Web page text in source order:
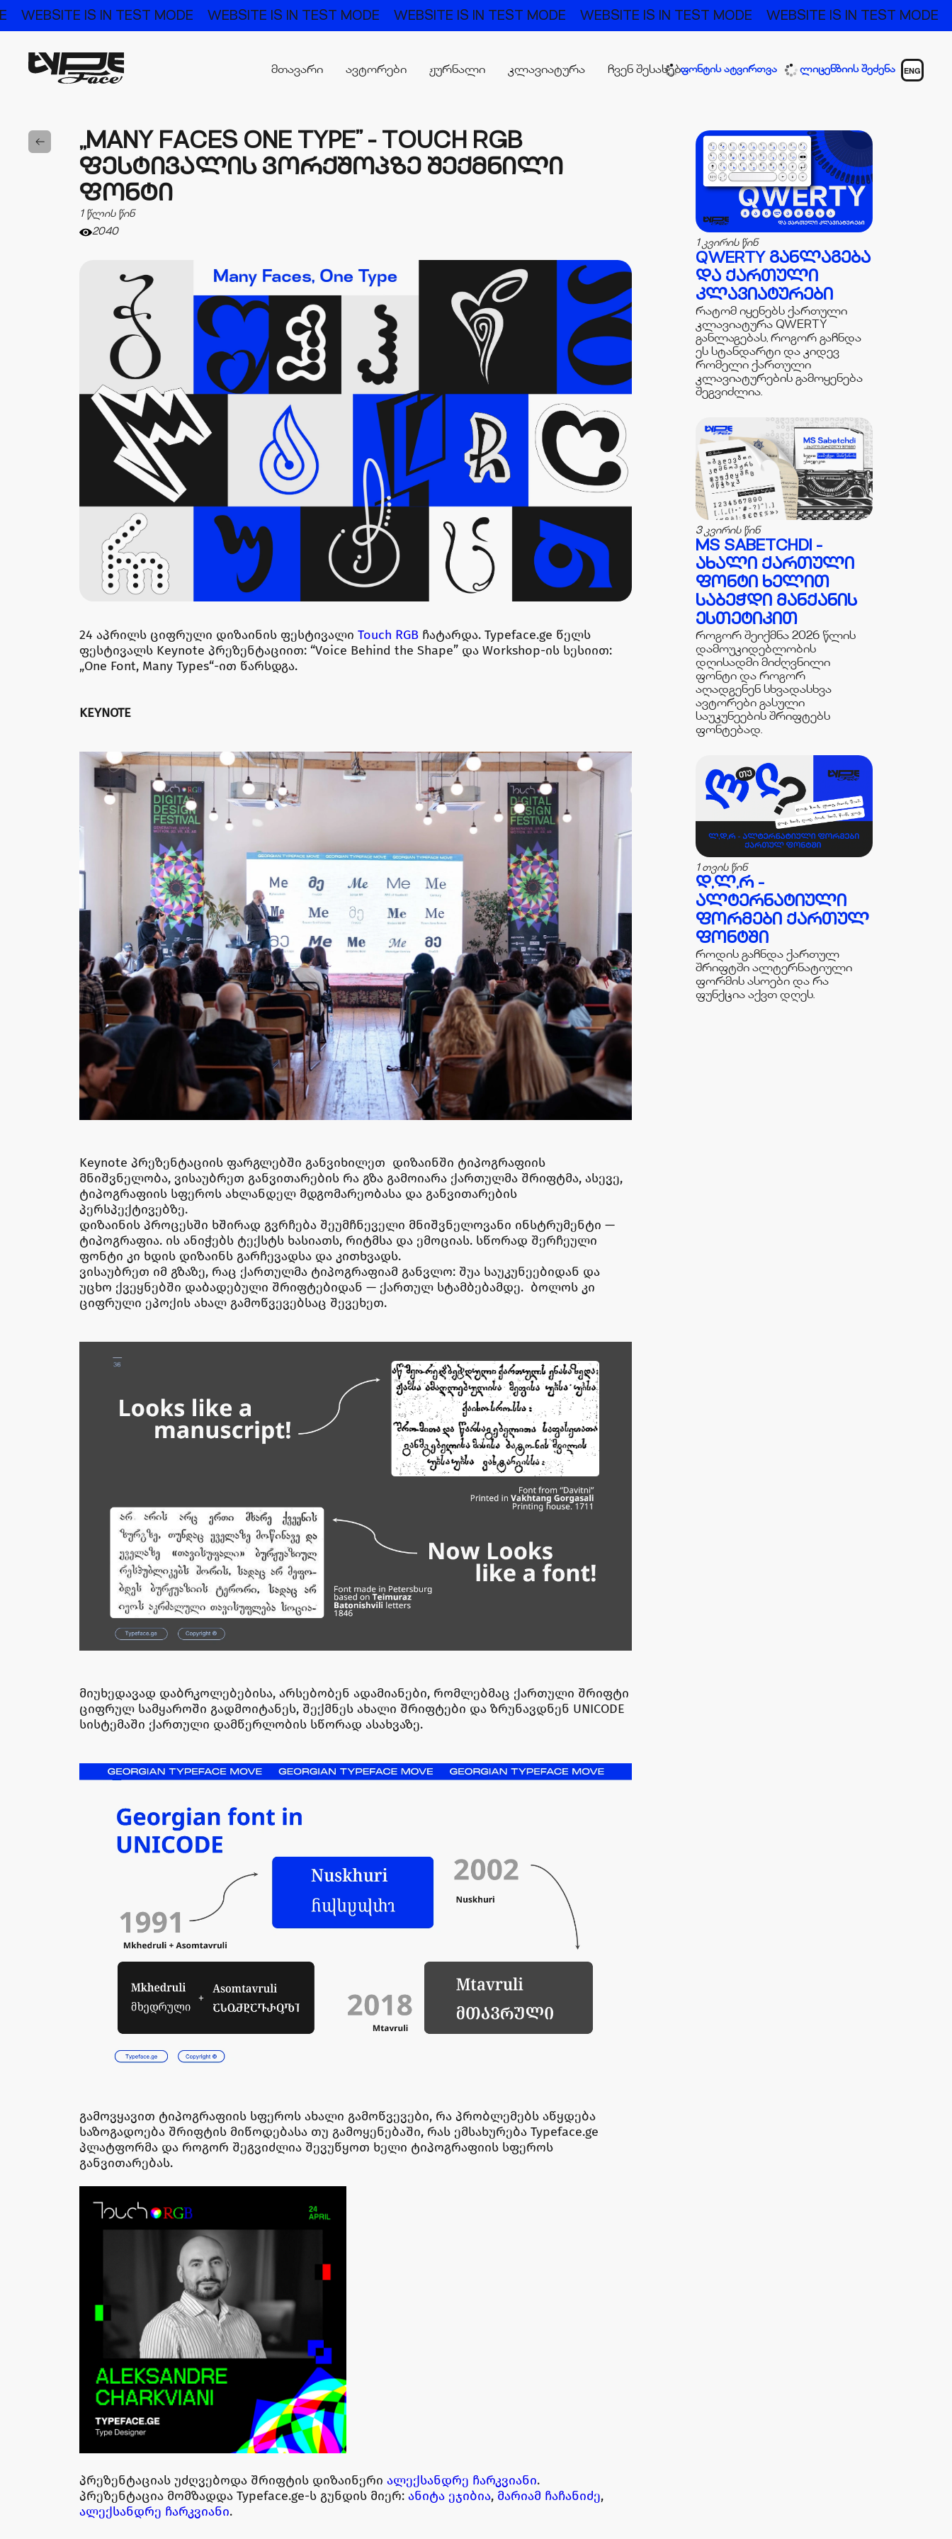
WEBSITE IS IN TEST MODE WEBSITE IS IN TEST MODE WEBSITE IS IN TEST MODE WEBSITE IS IN TEST MODE WEBSITE IS IN TEST MODE
მთავარი ავტორები ჟურნალი კლავიატურა ჩვენ შესახებფონტის ატვირთვა ლიცენზიის შეძენა ENG
„MANY FACES ONE TYPE” - TOUCH RGB
ᲤᲔᲡᲢᲘᲕᲐᲚᲘᲡ ᲕᲝᲠᲥᲨᲝᲞᲖᲔ ᲨᲔᲥᲛᲜᲘᲚᲘ
ᲤᲝᲜᲢᲘ
1 წლის წინ
2040
24 აპრილს ციფრული დიზაინის ფესტივალი Touch RGB ჩატარდა. Typeface.ge წელს
ფესტივალს Keynote პრეზენტაციით: “Voice Behind the Shape” და Workshop-ის სესიით:
„One Font, Many Types“-ით წარსდგა.
KEYNOTE
Keynote პრეზენტაციის ფარგლებში განვიხილეთ დიზაინში ტიპოგრაფიის
მნიშვნელობა, ვისაუბრეთ განვითარების რა გზა გამოიარა ქართულმა შრიფტმა, ასევე,
ტიპოგრაფიის სფეროს ახლანდელ მდგომარეობასა და განვითარების
პერსპექტივებზე.
დიზაინის პროცესში ხშირად გვრჩება შეუმჩნეველი მნიშვნელოვანი ინსტრუმენტი —
ტიპოგრაფია. ის ანიჭებს ტექსტს ხასიათს, რიტმსა და ემოციას. სწორად შერჩეული
ფონტი კი ხდის დიზაინს გარჩევადსა და კითხვადს.
ვისაუბრეთ იმ გზაზე, რაც ქართულმა ტიპოგრაფიამ განვლო: შუა საუკუნეებიდან და
უცხო ქვეყნებში დაბადებული შრიფტებიდან — ქართულ სტამბებამდე. ბოლოს კი
ციფრული ეპოქის ახალ გამოწვევებსაც შევეხეთ.
მიუხედავად დაბრკოლებებისა, არსებობენ ადამიანები, რომლებმაც ქართული შრიფტი
ციფრულ სამყაროში გადმოიტანეს, შექმნეს ახალი შრიფტები და ზრუნავდნენ UNICODE
სისტემაში ქართული დამწერლობის სწორად ასახვაზე.
გამოვყავით ტიპოგრაფიის სფეროს ახალი გამოწვევები, რა პრობლემებს აწყდება
საზოგადოება შრიფტის მიწოდებასა თუ გამოყენებაში, რას ემსახურება Typeface.ge
პლატფორმა და როგორ შეგვიძლია შევუწყოთ ხელი ტიპოგრაფიის სფეროს
განვითარებას.
პრეზენტაციას უძღვებოდა შრიფტის დიზაინერი ალექსანდრე ჩარკვიანი.
პრეზენტაცია მომზადდა Typeface.ge-ს გუნდის მიერ: ანიტა ეჯიბია, მარიამ ჩაჩანიძე,
ალექსანდრე ჩარკვიანი.
1 კვირის წინ
QWERTY ᲒᲐᲜᲚᲐᲒᲔᲑᲐ
ᲓᲐ ᲥᲐᲠᲗᲣᲚᲘ
ᲙᲚᲐᲕᲘᲐᲢᲣᲠᲔᲑᲘ
რატომ იყენებს ქართული
კლავიატურა QWERTY
განლაგებას, როგორ გაჩნდა
ეს სტანდარტი და კიდევ
რომელი ქართული
კლავიატურების გამოყენება
შეგვიძლია.
3 კვირის წინ
MS SABETCHDI -
ᲐᲮᲐᲚᲘ ᲥᲐᲠᲗᲣᲚᲘ
ᲤᲝᲜᲢᲘ ᲮᲔᲚᲘᲗ
ᲡᲐᲑᲔᲭᲓᲘ ᲛᲐᲜᲥᲐᲜᲘᲡ
ᲔᲡᲗᲔᲢᲘᲙᲘᲗ
როგორ შეიქმნა 2026 წლის
დამოუკიდებლობის
დღისადმი მიძღვნილი
ფონტი და როგორ
აღადგენენ სხვადასხვა
ავტორები გასული
საუკუნეების შრიფტებს
ფონტებად.
1 თვის წინ
Დ,Ლ,Რ -
ᲐᲚᲢᲔᲠᲜᲐᲢᲘᲣᲚᲘ
ᲤᲝᲠᲛᲔᲑᲘ ᲥᲐᲠᲗᲣᲚ
ᲤᲝᲜᲢᲨᲘ
როდის გაჩნდა ქართულ
შრიფტში ალტერნატიული
ფორმის ასოები და რა
ფუნქცია აქვთ დღეს.